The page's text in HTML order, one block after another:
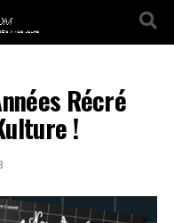
Récré
!